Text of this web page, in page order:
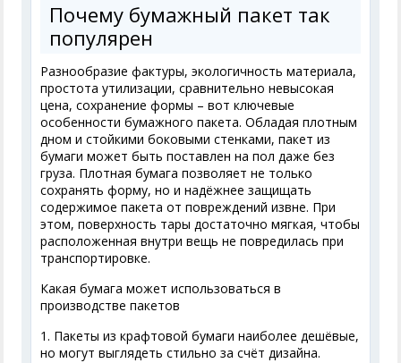
Почему бумажный пакет так
популярен
Разнообразие фактуры, экологичность материала,
простота утилизации, сравнительно невысокая
цена, сохранение формы – вот ключевые
особенности бумажного пакета. Обладая плотным
дном и стойкими боковыми стенками, пакет из
бумаги может быть поставлен на пол даже без
груза. Плотная бумага позволяет не только
сохранять форму, но и надёжнее защищать
содержимое пакета от повреждений извне. При
этом, поверхность тары достаточно мягкая, чтобы
расположенная внутри вещь не повредилась при
транспортировке.
Какая бумага может использоваться в
производстве пакетов
1. Пакеты из крафтовой бумаги наиболее дешёвые,
но могут выглядеть стильно за счёт дизайна.